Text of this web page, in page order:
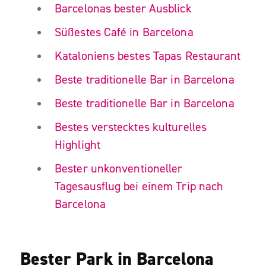
Barcelonas bester Ausblick
Süßestes Café in Barcelona
Kataloniens bestes Tapas Restaurant
Beste traditionelle Bar in Barcelona
Beste traditionelle Bar in Barcelona
Bestes verstecktes kulturelles
Highlight
Bester unkonventioneller
Tagesausflug bei einem Trip nach
Barcelona
Bester Park in Barcelona